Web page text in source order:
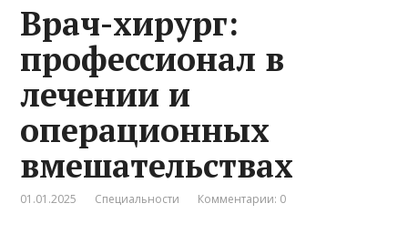
Врач-хирург:
профессионал в
лечении и
операционных
вмешательствах
01.01.2025 Специальности Комментарии: 0